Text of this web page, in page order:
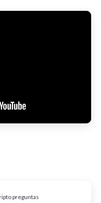
preguntas